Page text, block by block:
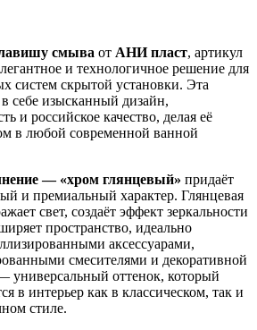
смыва от АНИ пласт, артикул
и технологичное решение для
систем скрытой установки. Эта
в себе изысканный дизайн,
и российское качество, делая её
в любой современной ванной
— «хром глянцевый» придаёт
и премиальный характер. Глянцевая
свет, создаёт эффект зеркальности
пространство, идеально
аксессуарами,
смесителями и декоративной
универсальный оттенок, который
в интерьер как в классическом, так и
стиле.